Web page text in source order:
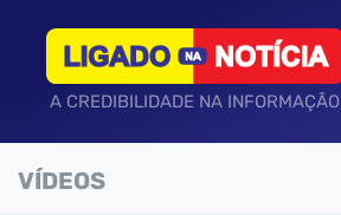
A CREDIBILIDADE NA INFORMAÇÃO
VÍDEOS